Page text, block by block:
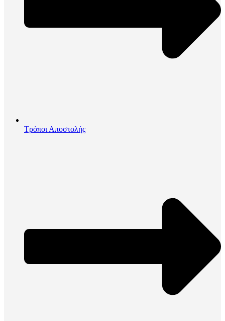
Τρόποι Αποστολής